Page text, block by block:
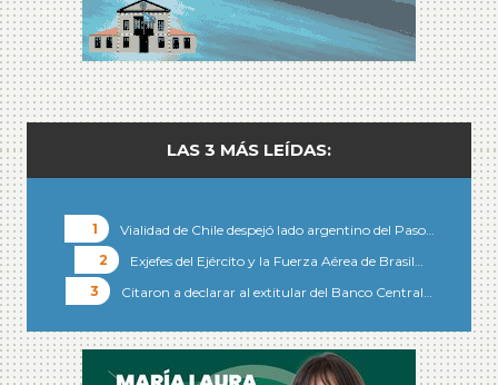
LAS 3 MÁS LEÍDAS:
Vialidad de Chile despejó lado argentino del Paso…
Exjefes del Ejército y la Fuerza Aérea de Brasil…
Citaron a declarar al extitular del Banco Central…